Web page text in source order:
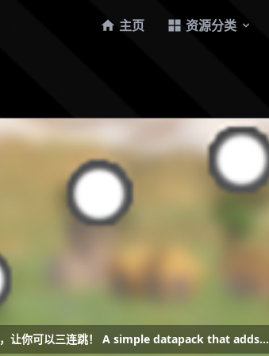
主页 资源分类
让你可以三连跳！ A simple datapack that adds...